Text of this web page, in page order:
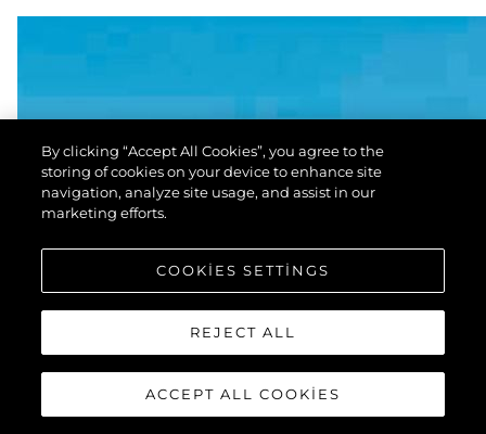
By clicking “Accept All Cookies”, you agree to the
storing of cookies on your device to enhance site
navigation, analyze site usage, and assist in our
marketing efforts.
COOKIES SETTINGS
REJECT ALL
ACCEPT ALL COOKIES